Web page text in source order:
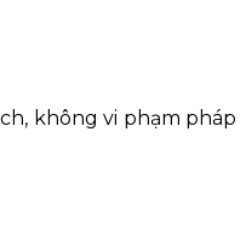
không vi phạm pháp